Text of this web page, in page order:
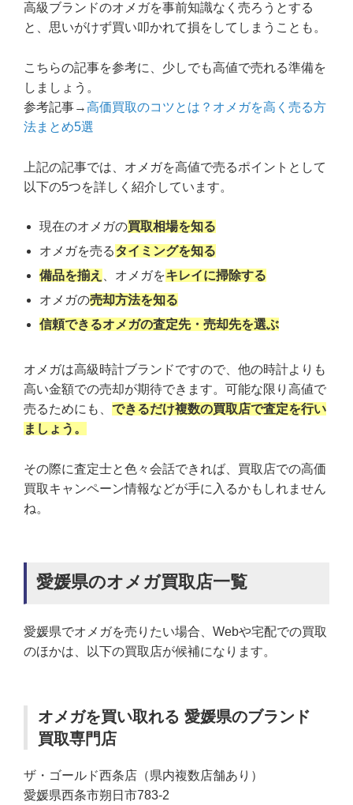
高級ブランドのオメガを事前知識なく売ろうとする
と、思いがけず買い叩かれて損をしてしまうことも。
こちらの記事を参考に、少しでも高値で売れる準備を
しましょう。
参考記事→高価買取のコツとは？オメガを高く売る方
法まとめ5選
上記の記事では、オメガを高値で売るポイントとして
以下の5つを詳しく紹介しています。
現在のオメガの買取相場を知る
オメガを売るタイミングを知る
備品を揃え
、オメガをキレイに掃除する
オメガの売却方法を知る
信頼できるオメガの査定先・売却先を選ぶ
オメガは高級時計ブランドですので、他の時計よりも
高い金額での売却が期待できます。可能な限り高値で
売るためにも、 できるだけ複数の買取店で査定を行い
ましょう。
その際に査定士と色々会話できれば、買取店での高価
買取キャンペーン情報などが手に入るかもしれません
ね。
愛媛県のオメガ買取店一覧
愛媛県でオメガを売りたい場合、Webや宅配での買取
のほかは、以下の買取店が候補になります。
オメガを買い取れる 愛媛県のブランド
買取専門店
ザ・ゴールド西条店（県内複数店舗あり）
愛媛県西条市朔日市783-2